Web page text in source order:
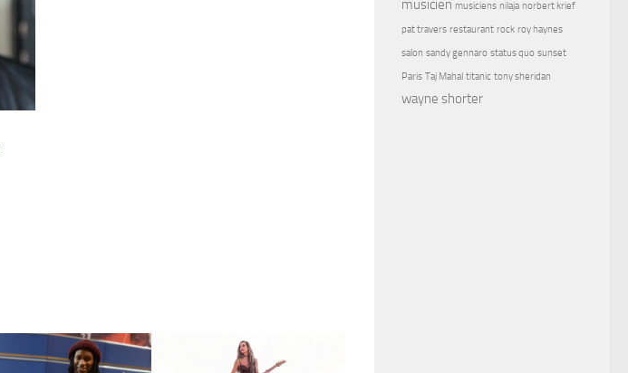
musicien musiciens nilaja norbert krief
pat travers restaurant rock roy haynes
salon sandy gennaro status quo sunset
Paris Taj Mahal titanic tony sheridan
wayne shorter